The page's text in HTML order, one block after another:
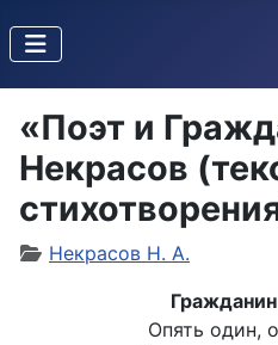
«Поэт и
Некрасов
Некрасов Н. А.
Гражданин
Опять один,